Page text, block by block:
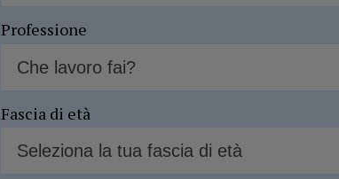
Professione
Fascia di età